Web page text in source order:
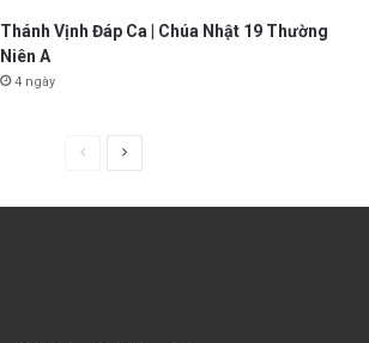
Thánh Vịnh Đáp Ca | Chúa Nhật 19 Thường
Niên A
4 ngày